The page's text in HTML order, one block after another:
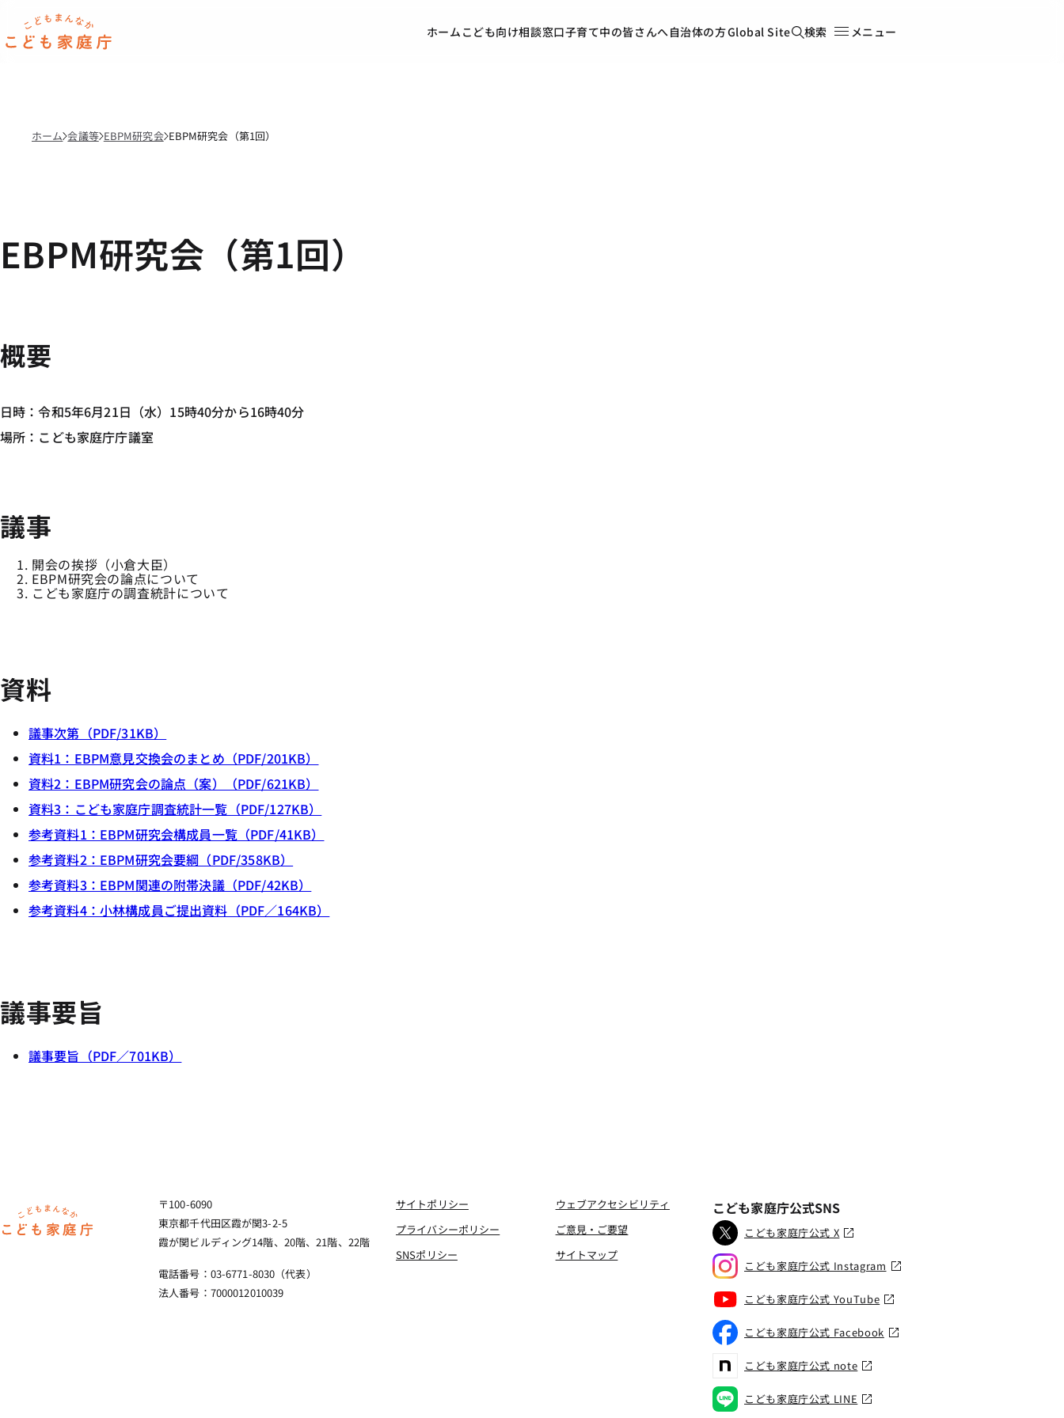
ホーム こども向け相談窓口子育て中の皆さんへ自治体の方Global Site 検索 メニュー
ホーム 会議等 EBPM研究会 EBPM研究会（第1回）
EBPM研究会（第1回）
概要
日時：令和5年6月21日（水）15時40分から16時40分
場所：こども家庭庁庁議室
議事
開会の挨拶（小倉大臣）
EBPM研究会の論点について
こども家庭庁の調査統計について
資料
議事次第（PDF/31KB）
資料1：EBPM意見交換会のまとめ（PDF/201KB）
資料2：EBPM研究会の論点（案）（PDF/621KB）
資料3：こども家庭庁調査統計一覧（PDF/127KB）
参考資料1：EBPM研究会構成員一覧（PDF/41KB）
参考資料2：EBPM研究会要綱（PDF/358KB）
参考資料3：EBPM関連の附帯決議（PDF/42KB）
参考資料4：小林構成員ご提出資料（PDF／164KB）
議事要旨
議事要旨（PDF／701KB）
〒100-6090
東京都千代田区霞が関3-2-5
霞が関ビルディング14階、20階、21階、22階
電話番号：03-6771-8030（代表）
法人番号：7000012010039
サイトポリシー
プライバシーポリシー
SNSポリシー
ウェブアクセシビリティ
ご意見・ご要望
サイトマップ
こども家庭庁公式SNS
こども家庭庁公式 X
こども家庭庁公式 Instagram
こども家庭庁公式 YouTube
こども家庭庁公式 Facebook
こども家庭庁公式 note
こども家庭庁公式 LINE